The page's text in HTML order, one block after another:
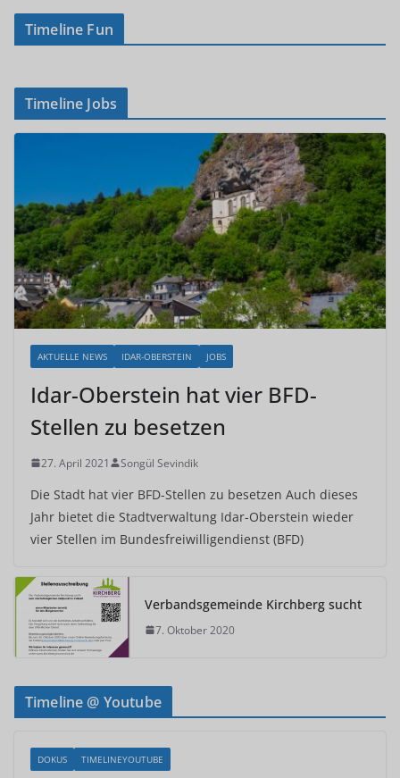
Timeline Fun
Timeline Jobs
AKTUELLE NEWS IDAR-OBERSTEIN JOBS
Idar-Oberstein hat vier BFD-
Stellen zu besetzen
27. April 2021 Songül Sevindik
Die Stadt hat vier BFD-Stellen zu besetzen Auch dieses
Jahr bietet die Stadtverwaltung Idar-Oberstein wieder
vier Stellen im Bundesfreiwilligendienst (BFD)
Verbandsgemeinde Kirchberg sucht
7. Oktober 2020
Timeline @ Youtube
DOKUS TIMELINEYOUTUBE